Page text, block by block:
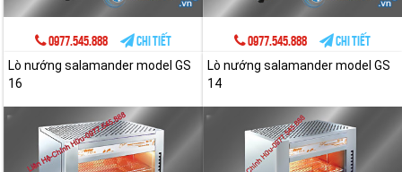
0977.545.888 Chi tiết 0977.545.888
Chi tiết
Lò nướng salamander model GS
16
Lò nướng salamander model GS
14